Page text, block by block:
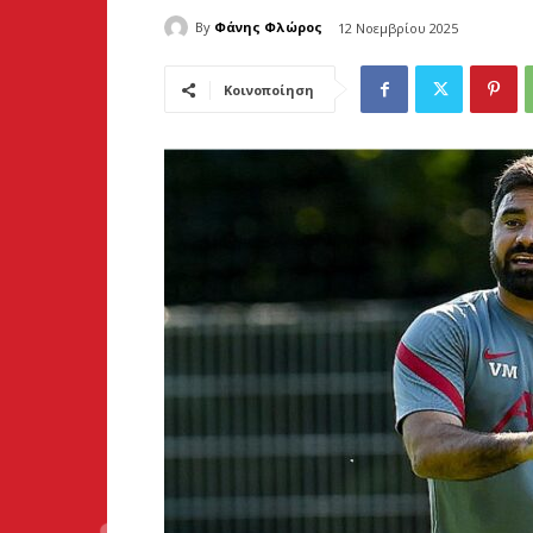
By Φάνης Φλώρος 12 Νοεμβρίου 2025
Κοινοποίηση